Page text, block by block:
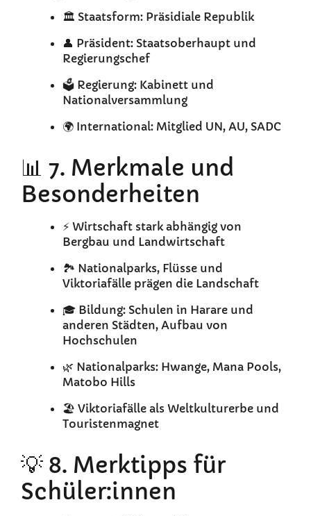
🏛️ Staatsform: Präsidiale Republik
👤 Präsident: Staatsoberhaupt und
Regierungschef
🗳️ Regierung: Kabinett und
Nationalversammlung
🌍 International: Mitglied UN, AU, SADC
📊 7. Merkmale und
Besonderheiten
⚡ Wirtschaft stark abhängig von
Bergbau und Landwirtschaft
🏞️ Nationalparks, Flüsse und
Viktoriafälle prägen die Landschaft
🎓 Bildung: Schulen in Harare und
anderen Städten, Aufbau von
Hochschulen
🌿 Nationalparks: Hwange, Mana Pools,
Matobo Hills
🏖️ Viktoriafälle als Weltkulturerbe und
Touristenmagnet
💡 8. Merktipps für
Schüler:innen